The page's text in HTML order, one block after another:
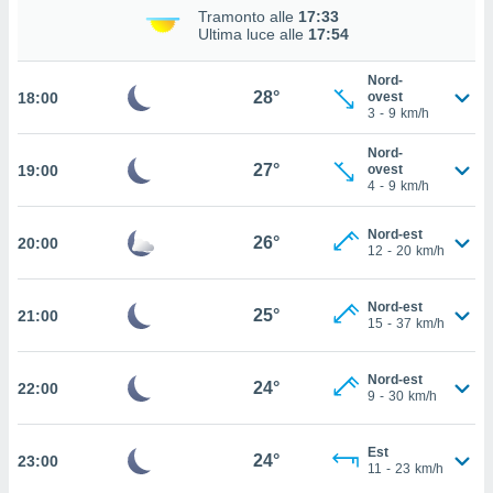
del
dei
ad
Tramonto alle 17:33
Ultima luce alle 17:54
18:00 28°
Nord-
ovest
3 - 9 km/h
19:00 27°
Nord-
ovest
4 - 9 km/h
20:00 26°
Nord-est
12 - 20 km/h
21:00 25°
Nord-est
15 - 37 km/h
22:00 24°
Nord-est
9 - 30 km/h
23:00 24°
Est
11 - 23 km/h